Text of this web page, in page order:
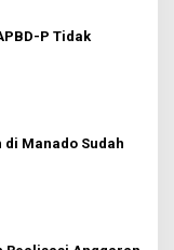
P Tidak
di Manado Sudah